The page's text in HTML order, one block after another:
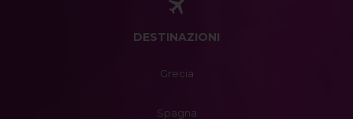
DESTINAZIONI
Grecia
Spagna